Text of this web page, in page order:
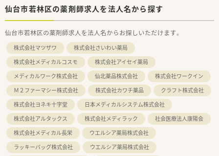
仙台市若林区の薬剤師求人を法人名から探す
仙台市若林区の薬剤師求人を法人名からお探しいただけます。
株式会社マツザワ
株式会社さいわい薬局
株式会社メディカルコスモ
株式会社アイセイ薬局
メディカルワーク株式会社
仙北薬品株式会社
株式会社ワークイン
Ｍ２ファーマシー株式会社
株式会社カワチ薬品
クラフト株式会社
株式会社ヨネキ十字堂
日本メディカルシステム株式会社
株式会社アルタックス
株式会社メディラック
社会医療法人康陽会
株式会社メディカル長栄
ウエルシア薬局株式会社
ラッキーバッグ株式会社
ウエルシア薬局株式会社